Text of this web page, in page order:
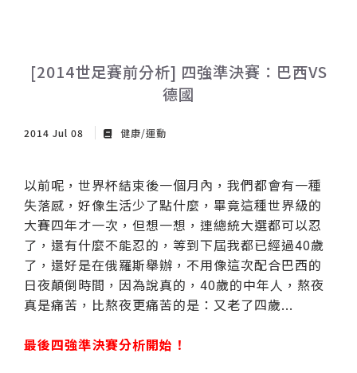
[2014世足賽前分析] 四強準決賽：巴西VS
德國
2014 Jul 08 健康/運動
以前呢，世界杯結束後一個月內，我們都會有一種
失落感，好像生活少了點什麼，畢竟這種世界級的
大賽四年才一次，但想一想，連總統大選都可以忍
了，還有什麼不能忍的，等到下屆我都已經過40歲
了，還好是在俄羅斯舉辦，不用像這次配合巴西的
日夜顛倒時間，因為說真的，40歲的中年人，熬夜
真是痛苦，比熬夜更痛苦的是：又老了四歲...
最後四強準決賽分析開始！